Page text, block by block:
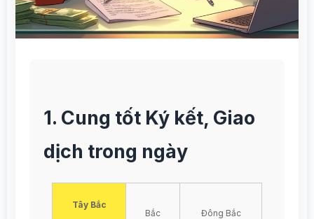
1. Cung tốt Ký kết, Giao
dịch trong ngày
Tây Bắc
Bắc Đông Bắc